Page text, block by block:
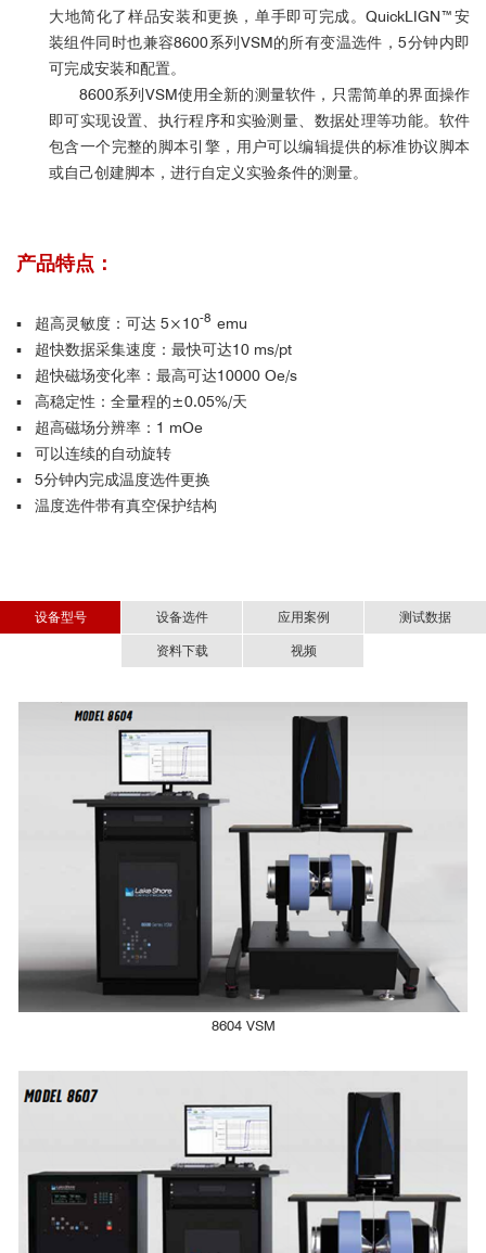
大地简化了样品安装和更换，单手即可完成。QuickLIGN™安
装组件同时也兼容8600系列VSM的所有变温选件，5分钟内即
可完成安装和配置。
8600系列VSM使用全新的测量软件，只需简单的界面操作
即可实现设置、执行程序和实验测量、数据处理等功能。软件
包含一个完整的脚本引擎，用户可以编辑提供的标准协议脚本
或自己创建脚本，进行自定义实验条件的测量。
产品特点：
▪ 超高灵敏度：可达 5×10-8 emu
▪ 超快数据采集速度：最快可达10 ms/pt
▪ 超快磁场变化率：最高可达10000 Oe/s
▪ 高稳定性：全量程的±0.05%/天
▪ 超高磁场分辨率：1 mOe
▪ 可以连续的自动旋转
▪ 5分钟内完成温度选件更换
▪ 温度选件带有真空保护结构
设备型号 设备选件 应用案例 测试数据
资料下载 视频
8604 VSM
变温选件
地质领域：VSM搭载全新FORC分析磁性矿物
Nature-based solutions for monitoring the impact of vehicular
100ms/point 时无样品背景噪声测试，噪声峰值119.5 nemu - 800
nemu
Lake Shore 8600系列振动样品磁强计-中文资料.pdf
新一代8600系列振动样品磁强计全新设计和升级